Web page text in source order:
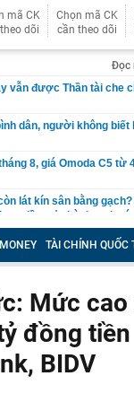
mã CK
dõi
Chọn mã CK
cần theo dõi
Đọc
vẫn được Thần tài che
dân, người không biết
8, giá Omoda C5 từ
lát kín sân bằng gạch?
dần trở thành xu
“nằm dài” khắp chậu,
giúp tôi kiếm 15 tỷ USD,
đồng từ tài khoản
Lò Thị Ly, công an
TÀI CHÍNH QUỐC
Mức cao
đồng
BIDV